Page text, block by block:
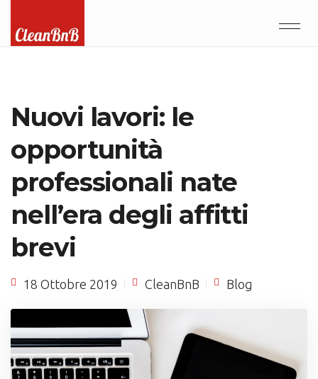
Nuovi lavori: le
opportunità
professionali nate
nell’era degli affitti
brevi
18 Ottobre 2019 CleanBnB Blog